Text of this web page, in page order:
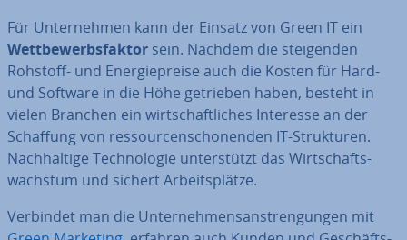
Für Un­ter­neh­men kann der Einsatz von Green IT ein
Wett­be­werbs­fak­tor sein. Nachdem die stei­gen­den
Rohstoff- und En­er­gie­prei­se auch die Kosten für Hard-
und Software in die Höhe getrieben haben, besteht in
vielen Branchen ein wirt­schaft­li­ches Interesse an der
Schaffung von res­sour­cen­scho­nen­den IT-Struk­tu­ren.
Nach­hal­ti­ge Tech­no­lo­gie un­ter­stützt das Wirt­schafts­
wachs­tum und sichert Ar­beits­plät­ze.
Verbindet man die Un­ter­neh­mens­an­stren­gun­gen mit